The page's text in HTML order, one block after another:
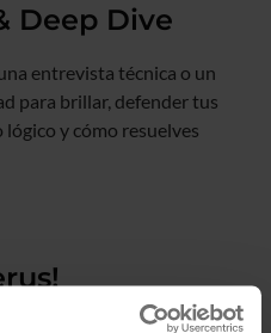
Deep Dive
entrevista técnica o un
para brillar, defender tus
y cómo resuelves